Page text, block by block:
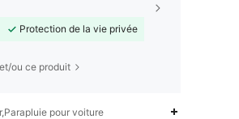
Protection de la vie privée
ou ce produit
pour voiture